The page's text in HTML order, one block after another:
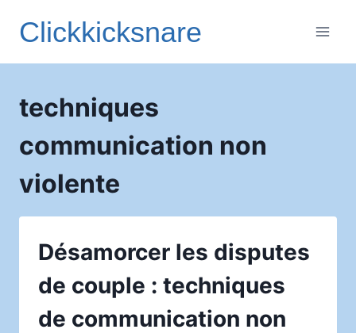
Clickkicksnare
techniques
communication non
violente
Désamorcer les disputes
de couple : techniques
de communication non